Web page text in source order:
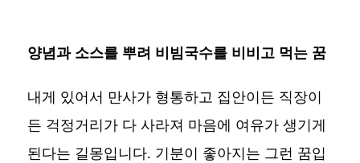
양념과 소스를 뿌려 비빔국수를 비비고 먹는 꿈
내게 있어서 만사가 형통하고 집안이든 직장이
든 걱정거리가 다 사라져 마음에 여유가 생기게
된다는 길몽입니다. 기분이 좋아지는 그런 꿈입